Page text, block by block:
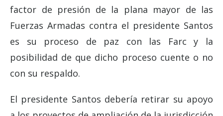
factor de presión de la plana mayor de las
Fuerzas Armadas contra el presidente Santos
es su proceso de paz con las Farc y la
posibilidad de que dicho proceso cuente o no
con su respaldo.
El presidente Santos debería retirar su apoyo